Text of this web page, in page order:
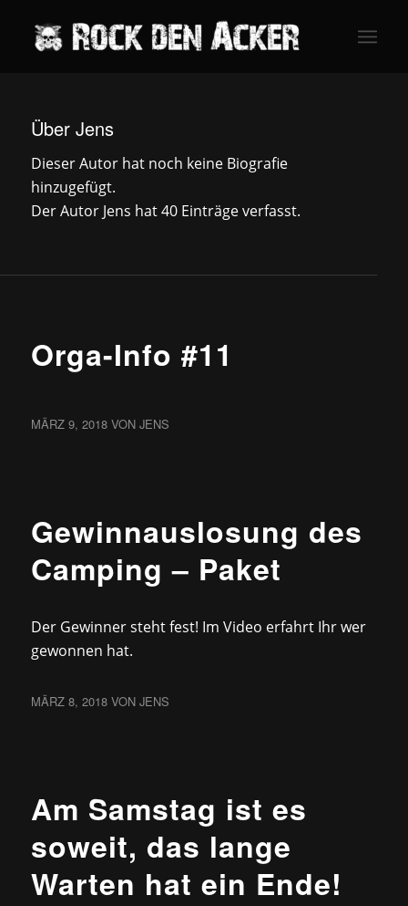
Über Jens
Dieser Autor hat noch keine Biografie
hinzugefügt.
Der Autor Jens hat 40 Einträge verfasst.
Orga-Info #11
MÄRZ 9, 2018 VON JENS
Gewinnauslosung des
Camping – Paket
Der Gewinner steht fest! Im Video erfahrt Ihr wer
gewonnen hat.
MÄRZ 8, 2018 VON JENS
Am Samstag ist es
soweit, das lange
Warten hat ein Ende!